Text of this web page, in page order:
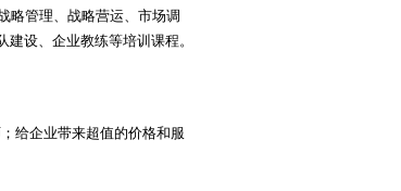
略管理、战略营运、市场调
设、企业教练等培训课程。
给企业带来超值的价格和服